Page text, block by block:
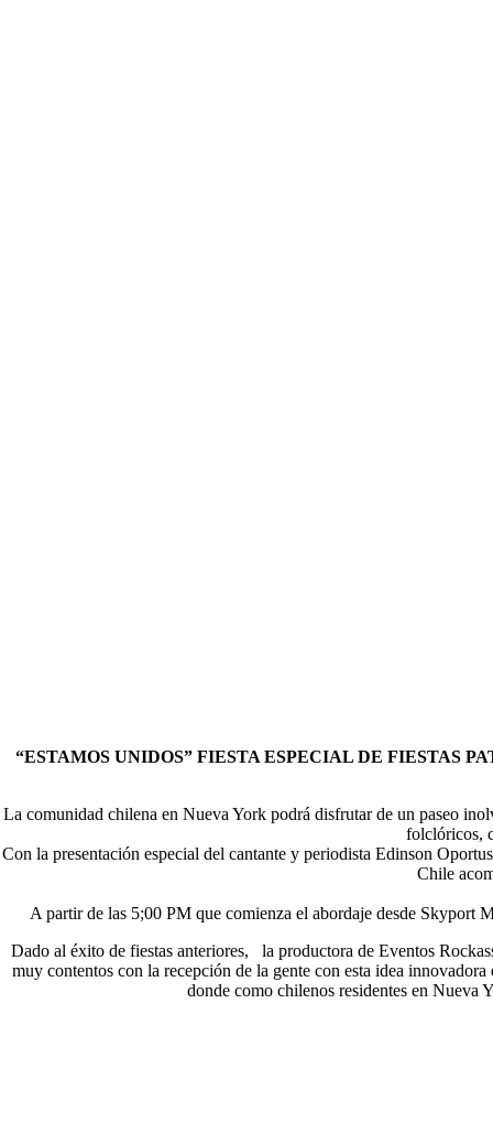
“ESTAMOS UNIDOS” FIESTA ESPECIAL DE FIESTAS
La comunidad chilena en Nueva York podrá disfrutar de un paseo
folclóricos,
Con la presentación especial del cantante y periodista Edinson
Chile
A partir de las 5;00 PM que comienza el abordaje desde
Dado al éxito de fiestas anteriores, la productora de Eventos
muy contentos con la recepción de la gente con esta idea
donde como chilenos residentes en Nueva